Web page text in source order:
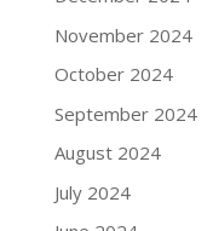
November 2024
October 2024
September 2024
August 2024
July 2024